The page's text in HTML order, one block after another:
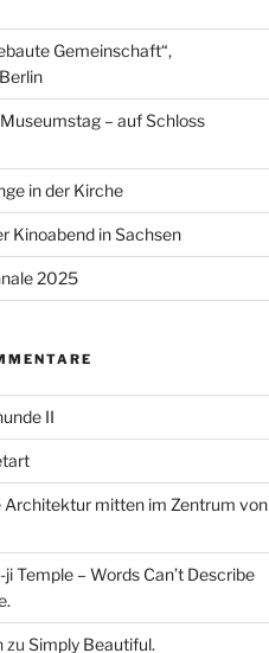
Gemeinschaft“,
– auf Schloss
in der Kirche
Kinoabend in Sachsen
2025
II
Architektur mitten im Zentrum von
Temple – Words Can’t Describe
zu Simply Beautiful.